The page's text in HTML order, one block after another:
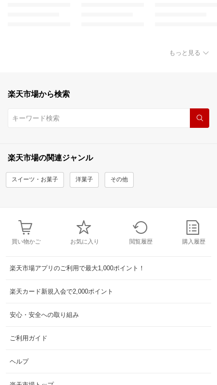
もっと見る
楽天市場から検索
楽天市場の関連ジャンル
スイーツ・お菓子 洋菓子 その他
買い物かご お気に入り 閲覧履歴 購入履歴
楽天市場アプリのご利用で最大1,000ポイント！
楽天カード新規入会で2,000ポイント
安心・安全への取り組み
ご利用ガイド
ヘルプ